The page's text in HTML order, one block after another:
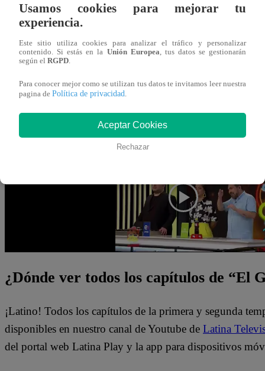
Ni bien llegó a su estación, Peláez resaltó su victoria en
has ganado el beneficio”, le dijo. Además, el conductor
modelo peruana.
dijo. Por su parte, Lozano señaló:
“Las vueltas de la
se enfrentan en la cocina de “El Gran Chef
esta gala, uno de ellos dejará permanentemente el
¿Dónde ver todos los capítulos de “El
¡Latino! Todos los capítulos de la primera y segunda
disponibles en nuestro canal de Youtube de Latina
del portal web Latina Play y la app para dispositivos
Usamos cookies para mejorar tu
experiencia.
Este sitio utiliza cookies para analizar el tráfico y personalizar
contenido. Si estás en la Unión Europea , tus datos se gestionarán
según el RGPD
Para conocer mejor como se utilizan tus datos te invitamos leer nuestra
pagina de Política de privacidad
Aceptar Cookies
Rechazar